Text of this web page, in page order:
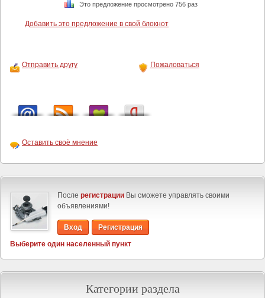
Это предложение просмотрено 756 раз
Добавить это предложение в свой блокнот
Отправить другу Пожаловаться
Оставить своё мнение
После регистрации Вы сможете управлять своими
объявлениями!
Вход
Регистрация
Выберите один населенный пункт
Категории раздела